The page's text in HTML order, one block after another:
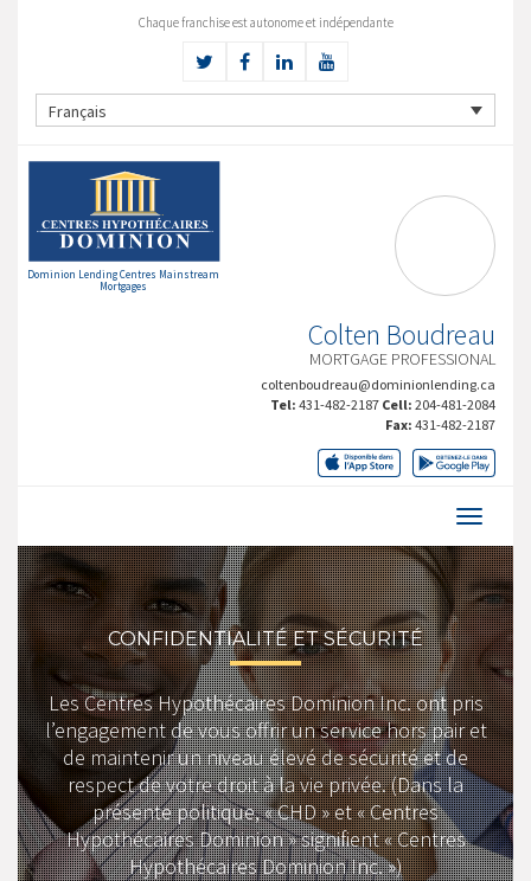
Chaque franchise est autonome et indépendante
Français
Dominion Lending Centres Mainstream
Mortgages
Colten Boudreau
MORTGAGE PROFESSIONAL
coltenboudreau@dominionlending.ca
Tel: 431-482-2187 Cell: 204-481-2084
Fax: 431-482-2187
CONFIDENTIALITÉ ET SÉCURITÉ
Les Centres Hypothécaires Dominion Inc. ont pris
l’engagement de vous offrir un service hors pair et
de maintenir un niveau élevé de sécurité et de
respect de votre droit à la vie privée. (Dans la
présente politique, « CHD » et « Centres
Hypothécaires Dominion » signifient « Centres
Hypothécaires Dominion Inc. »)